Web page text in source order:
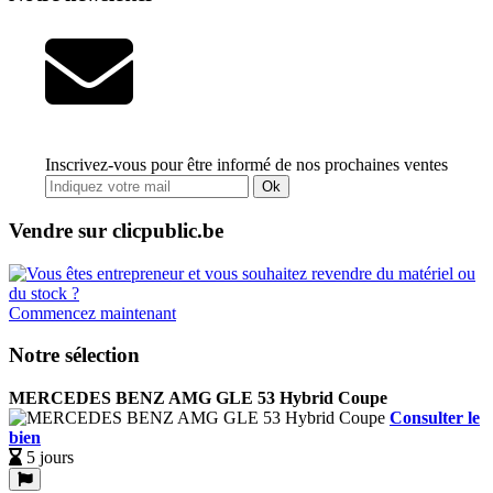
Inscrivez-vous pour être informé de nos prochaines ventes
Ok
Vendre sur clicpublic.be
Commencez maintenant
Notre sélection
MERCEDES BENZ AMG GLE 53 Hybrid Coupe
Consulter le
bien
5 jours